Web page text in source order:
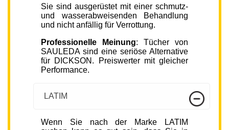
Sie sind ausgerüstet mit einer schmutz-
und wasserabweisenden Behandlung
und nicht anfällig für Verrottung.
Professionelle Meinung: Tücher von
SAULEDA sind eine seriöse Alternative
für DICKSON. Preiswerter mit gleicher
Performance.
LATIM
Wenn Sie nach der Marke LATIM